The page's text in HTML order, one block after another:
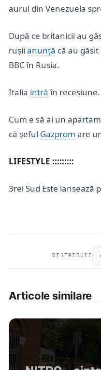
aurul din Venezuela
După ce britanicii au
rușii anunță că au
BBC în Rusia.
Italia intrăîn recesiune.
Cum e să ai un
că șeful Gazprom are
LIFESTYLE :::::::::
3rei Sud Este lansează
DISTRIBUIE
Articole similare